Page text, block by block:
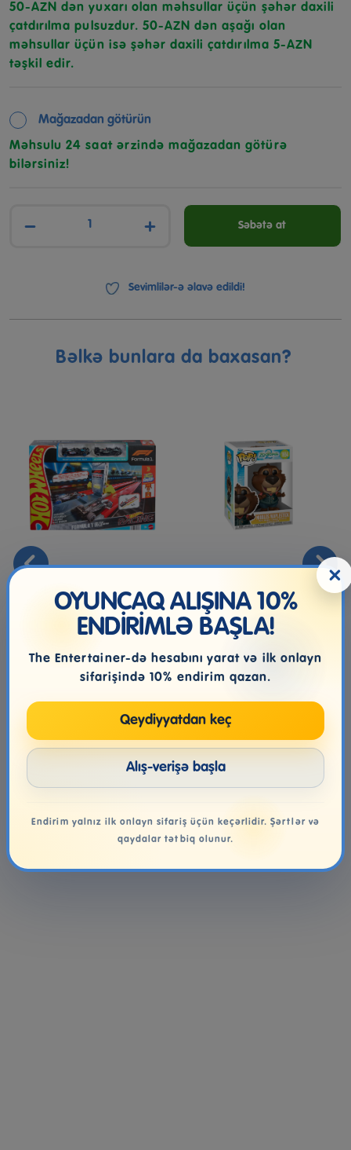
50-AZN dən yuxarı olan məhsullar üçün şəhər daxili
çatdırılma pulsuzdur. 50-AZN dən aşağı olan
məhsullar üçün isə şəhər daxili çatdırılma 5-AZN
təşkil edir.
Mağazadan götürün
Məhsulu 24 saat ərzində mağazadan götürə
bilərsiniz!
− + Səbətə at
Sevimlilər-ə əlavə edildi!
Bəlkə bunlara da baxasan?
Hot Wheels Formula 1
Treki D...
Funko Pop! Disney:
Maplestick
×
OYUNCAQ ALIŞINA 10%
ENDİRİMLƏ BAŞLA!
The Entertainer-də hesabını yarat və ilk onlayn
sifarişində 10% endirim qazan.
Qeydiyyatdan keç
Alış-verişə başla
Endirim yalnız ilk onlayn sifariş üçün keçərlidir. Şərtlər və
qaydalar tətbiq olunur.